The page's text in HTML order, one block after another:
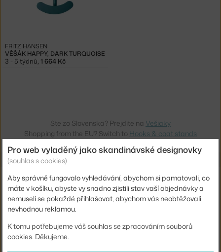
VĚŠÁK HAPPY, DARK TURQUOISE
FRITZ HANSEN
3 - 5 týdnů 1 664 Kč
Ste zo Slovenska? Prejdite na Vešiaky
Shopping from the EU? Switch to Hooks & coat stands
Pro web vyladěný jako skandinávské designovky
(souhlas s cookies)
Aby správně fungovalo vyhledávání, abychom si pamatovali, co
máte v košíku, abyste vy snadno zjistili stav vaší objednávky a
nemuseli se pokaždé přihlašovat, abychom vás neobtěžovali
nevhodnou reklamou.
K tomu potřebujeme váš souhlas se zpracováním souborů
cookies. Děkujeme.
Novinky e-mailem
ODESLAT
O nás